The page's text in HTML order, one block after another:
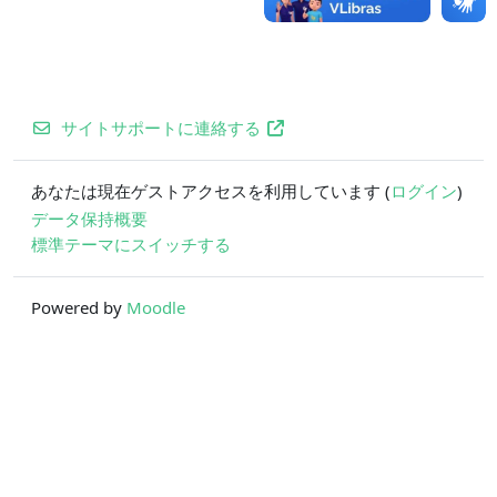
サイトサポートに連絡する
あなたは現在ゲストアクセスを利用しています (ログイン)
データ保持概要
標準テーマにスイッチする
Powered by Moodle